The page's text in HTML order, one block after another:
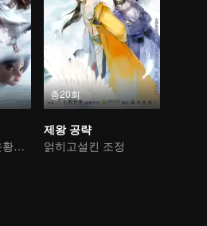
클래식 판타지, 운황에서의 격정 스토리
총20회
제왕 공략
얽히고설킨 조정